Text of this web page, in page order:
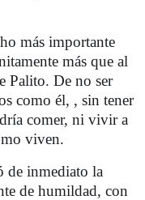
más importante
más que al
Palito. De no ser
como él, , sin tener
comer, ni vivir a
viven.
inmediato la
de humildad, con